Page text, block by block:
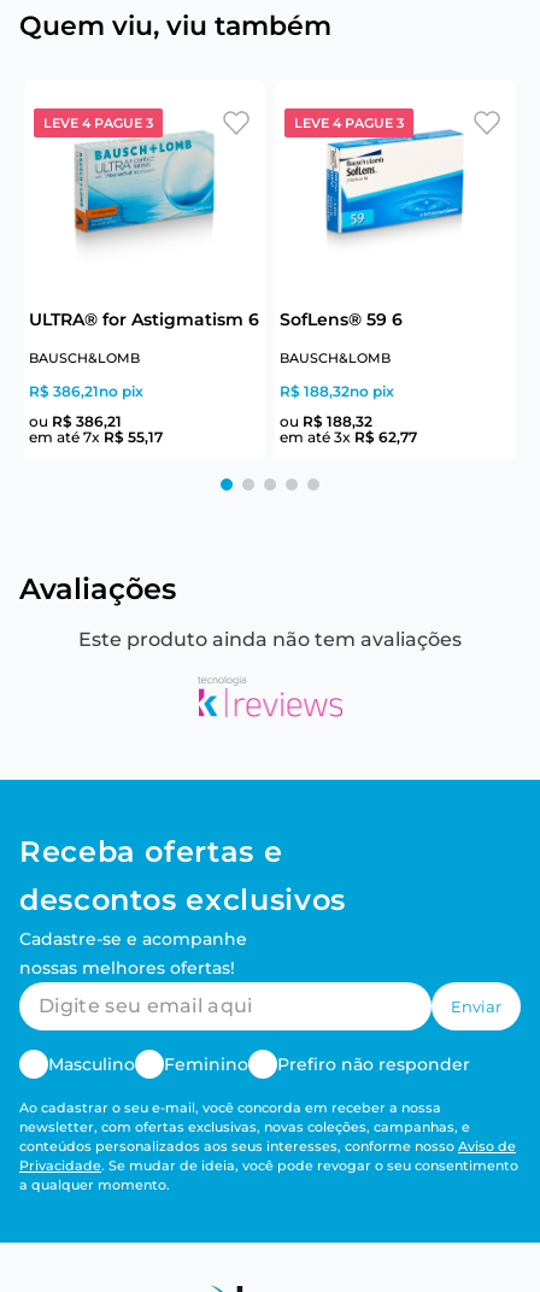
Quem viu, viu também
LEVE 4 PAGUE 3
ULTRA® for Astigmatism 6
BAUSCH&LOMB
R$ 386,21no pix
ou R$ 386,21
em até 7x R$ 55,17
LEVE 4 PAGUE 3
SofLens® 59 6
BAUSCH&LOMB
R$ 188,32no pix
ou R$ 188,32
em até 3x R$ 62,77
Avaliações
Este produto ainda não tem avaliações
Receba ofertas e
descontos exclusivos
Cadastre-se e acompanhe
nossas melhores ofertas!
Enviar
Masculino Feminino Prefiro não responder
Ao cadastrar o seu e-mail, você concorda em receber a nossa
newsletter, com ofertas exclusivas, novas coleções, campanhas, e
conteúdos personalizados aos seus interesses, conforme nosso Aviso de
Privacidade. Se mudar de ideia, você pode revogar o seu consentimento
a qualquer momento.